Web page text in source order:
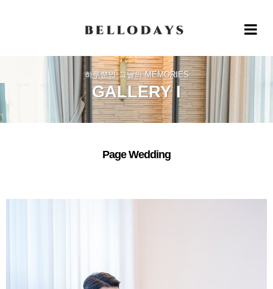
Toggle
하루뿐인 그날의 MEMORIES
GALLERY I
Page Wedding